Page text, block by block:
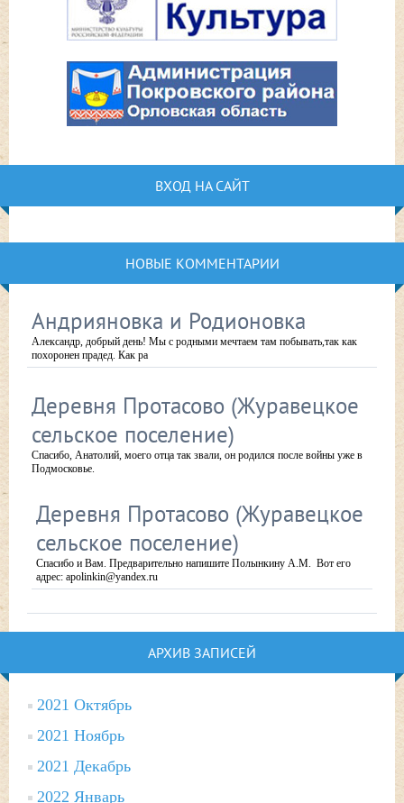
ВХОД НА САЙТ
НОВЫЕ КОММЕНТАРИИ
Андрияновка и Родионовка
Александр, добрый день! Мы с родными мечтаем там побывать,так как
похоронен прадед. Как ра
Деревня Протасово (Журавецкое
сельское поселение)
Спасибо, Анатолий, моего отца так звали, он родился после войны уже в
Подмосковье.
Деревня Протасово (Журавецкое
сельское поселение)
Спасибо и Вам. Предварительно напишите Полынкину А.М. Вот его
адрес: apolinkin@yandex.ru
АРХИВ ЗАПИСЕЙ
2021 Октябрь
2021 Ноябрь
2021 Декабрь
2022 Январь